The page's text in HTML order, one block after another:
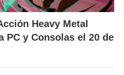
Heavy Metal
PC y Consolas el 20 de